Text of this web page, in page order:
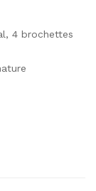
4 brochettes